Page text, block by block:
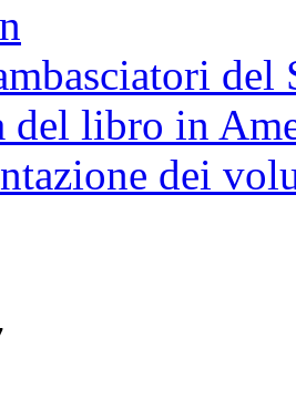
del
del libro in
dei